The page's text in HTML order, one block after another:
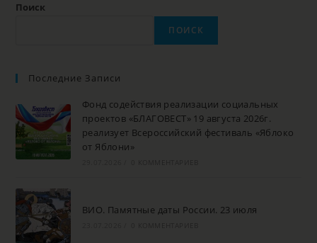
Поиск
ПОИСК
Последние Записи
Фонд содействия реализации социальных
проектов «БЛАГОВЕСТ» 19 августа 2026г.
реализует Всероссийский фестиваль «Яблоко
от Яблони»
ВИО. Памятные даты России. 23 июля